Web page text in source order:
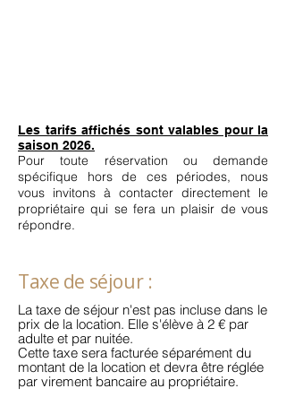
Les tarifs affichés sont valables pour la
saison 2026.
Pour toute réservation ou demande
spécifique hors de ces périodes, nous
vous invitons à contacter directement le
propriétaire qui se fera un plaisir de vous
répondre.
Taxe de séjour :
La taxe de séjour n'est pas incluse dans le
prix de la location. Elle s'élève à 2 € par
adulte et par nuitée.
Cette taxe sera facturée séparément du
montant de la location et devra être réglée
par virement bancaire au propriétaire.